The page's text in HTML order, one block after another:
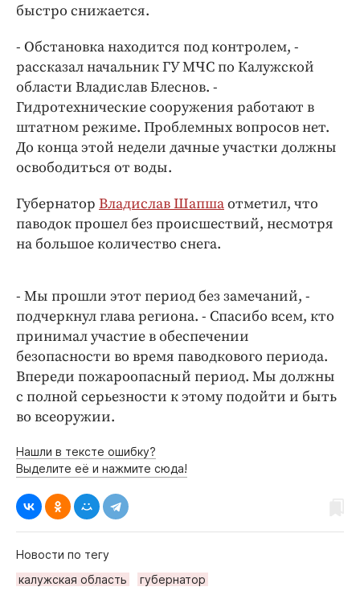
быстро снижается.
- Обстановка находится под контролем, -
рассказал начальник ГУ МЧС по Калужской
области Владислав Блеснов. -
Гидротехнические сооружения работают в
штатном режиме. Проблемных вопросов нет.
До конца этой недели дачные участки должны
освободиться от воды.
Губернатор Владислав Шапшаотметил, что
паводок прошел без происшествий, несмотря
на большое количество снега.
- Мы прошли этот период без замечаний, -
подчеркнул глава региона. - Спасибо всем, кто
принимал участие в обеспечении
безопасности во время паводкового периода.
Впереди пожароопасный период. Мы должны
с полной серьезности к этому подойти и быть
во всеоружии.
Нашли в тексте ошибку?
Выделите её и нажмите сюда!
Новости по тегу
калужская область
губернатор